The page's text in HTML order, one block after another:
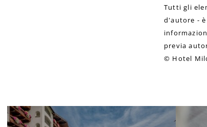
Tutti gli
d'autore -
previa
© Hotel